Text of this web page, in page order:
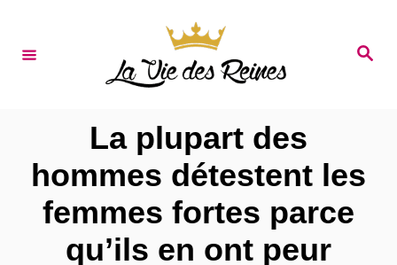
S
La plupart des
hommes détestent les
femmes fortes parce
qu’ils en ont peur